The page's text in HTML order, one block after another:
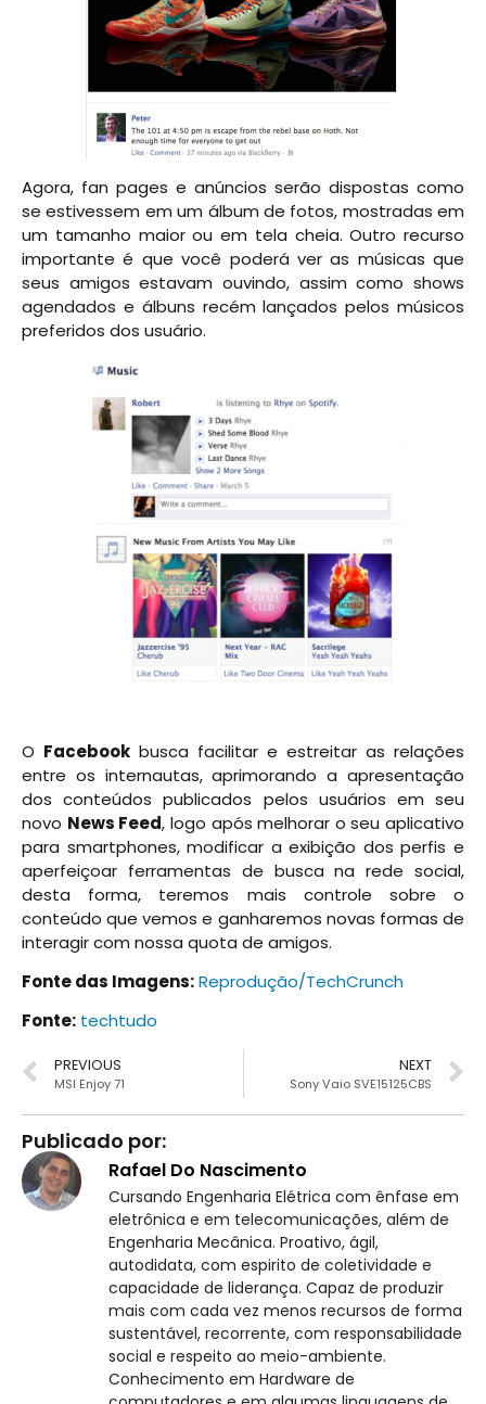
Agora, fan pages e anúncios serão dispostas como
se estivessem em um álbum de fotos, mostradas em
um tamanho maior ou em tela cheia. Outro recurso
importante é que você poderá ver as músicas que
seus amigos estavam ouvindo, assim como shows
agendados e álbuns recém lançados pelos músicos
preferidos dos usuário.
O Facebook busca facilitar e estreitar as relações
entre os internautas, aprimorando a apresentação
dos conteúdos publicados pelos usuários em seu
novo News Feed, logo após melhorar o seu aplicativo
para smartphones, modificar a exibição dos perfis e
aperfeiçoar ferramentas de busca na rede social,
desta forma, teremos mais controle sobre o
conteúdo que vemos e ganharemos novas formas de
interagir com nossa quota de amigos.
Fonte das Imagens:Reprodução/TechCrunch
Fonte: techtudo
PREVIOUS
MSI Enjoy 71
NEXT
Sony Vaio SVE15125CBS
Publicado por:
Rafael Do Nascimento
Cursando Engenharia Elétrica com ênfase em
eletrônica e em telecomunicações, além de
Engenharia Mecânica. Proativo, ágil,
autodidata, com espirito de coletividade e
capacidade de liderança. Capaz de produzir
mais com cada vez menos recursos de forma
sustentável, recorrente, com responsabilidade
social e respeito ao meio-ambiente.
Conhecimento em Hardware de